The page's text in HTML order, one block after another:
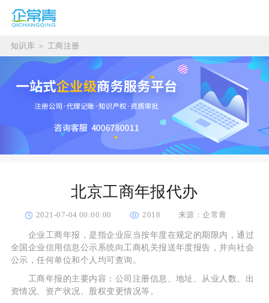
知识库 ＞ 工商注册
北京工商年报代办
2021-07-04 00:00:00 2018 来源：企常青
企业工商年报，是指企业应当按年度在规定的期限内，通过
全国企业信用信息公示系统向工商机关报送年度报告，并向社会
公示，任何单位和个人均可查询。
工商年报的主要内容：公司注册信息、地址、从业人数、出
资情况、资产状况、股权变更情况等。